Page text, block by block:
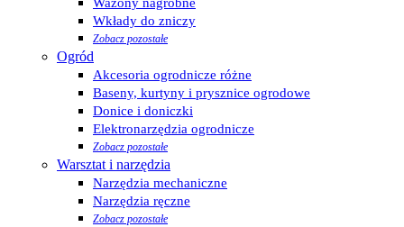
Wkłady do zniczy
Zobacz pozostałe
Ogród
Akcesoria ogrodnicze różne
Baseny, kurtyny i prysznice ogrodowe
Donice i doniczki
Elektronarzędzia ogrodnicze
Zobacz pozostałe
Warsztat i narzędzia
Narzędzia mechaniczne
Narzędzia ręczne
Zobacz pozostałe